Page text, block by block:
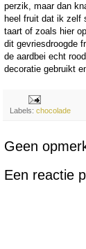
perzik, maar dan
heel fruit dat ik zelf
taart of zoals hier
dit gevriesdroogde
de aardbei echt
decoratie gebruikt
Labels: chocolade
Geen
Een reactie